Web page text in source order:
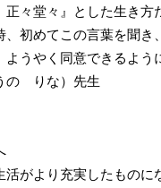
正々堂々』とした生き方
、初めてこの言葉を聞き
うやく同意できるよう
の りな）先生
活がより充実したものに